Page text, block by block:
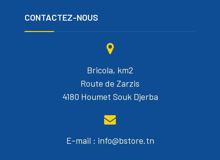
CONTACTEZ-NOUS
Bricola, km2
Route de Zarzis
4180 Houmet Souk Djerba
E-mail : info@bstore.tn